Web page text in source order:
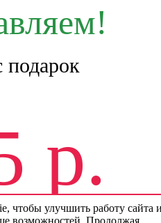
подарок
р.
чтобы улучшить работу сайта
возможностей. Продолжая